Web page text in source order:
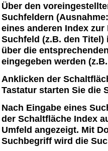
Über den
Suchfeldern
eines anderen Index
Suchfeld (z.B. den
über die
eingegeben werden
Anklicken der
Tastatur starten Sie die
Nach Eingabe eines
der Schaltfläche Index
Umfeld angezeigt. Mit
Suchbegriff wird die